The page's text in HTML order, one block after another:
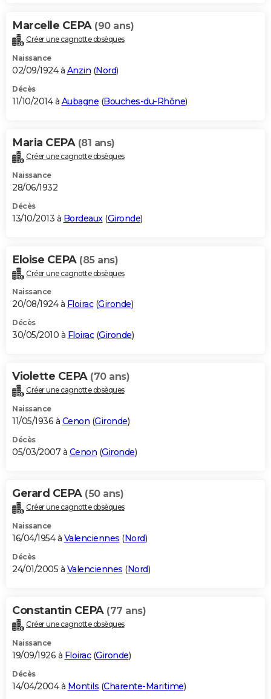
Marcelle CEPA (90 ans)
Créer une cagnotte obsèques
Naissance
02/09/1924 à Anzin (Nord)
Décès
11/10/2014 à Aubagne (Bouches-du-Rhône)
Maria CEPA (81 ans)
Créer une cagnotte obsèques
Naissance
28/06/1932
Décès
13/10/2013 à Bordeaux (Gironde)
Eloise CEPA (85 ans)
Créer une cagnotte obsèques
Naissance
20/08/1924 à Floirac(Gironde)
Décès
30/05/2010 à Floirac(Gironde)
Violette CEPA (70 ans)
Créer une cagnotte obsèques
Naissance
11/05/1936 à Cenon (Gironde)
Décès
05/03/2007 à Cenon (Gironde)
Gerard CEPA (50 ans)
Créer une cagnotte obsèques
Naissance
16/04/1954 à Valenciennes (Nord)
Décès
24/01/2005 à Valenciennes (Nord)
Constantin CEPA (77 ans)
Créer une cagnotte obsèques
Naissance
19/09/1926 à Floirac(Gironde)
Décès
14/04/2004 à Montils (Charente-Maritime)